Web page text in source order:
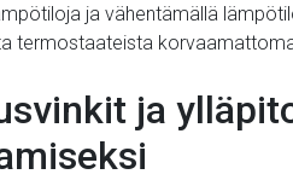
ja vähentämällä
termostaateista
ja